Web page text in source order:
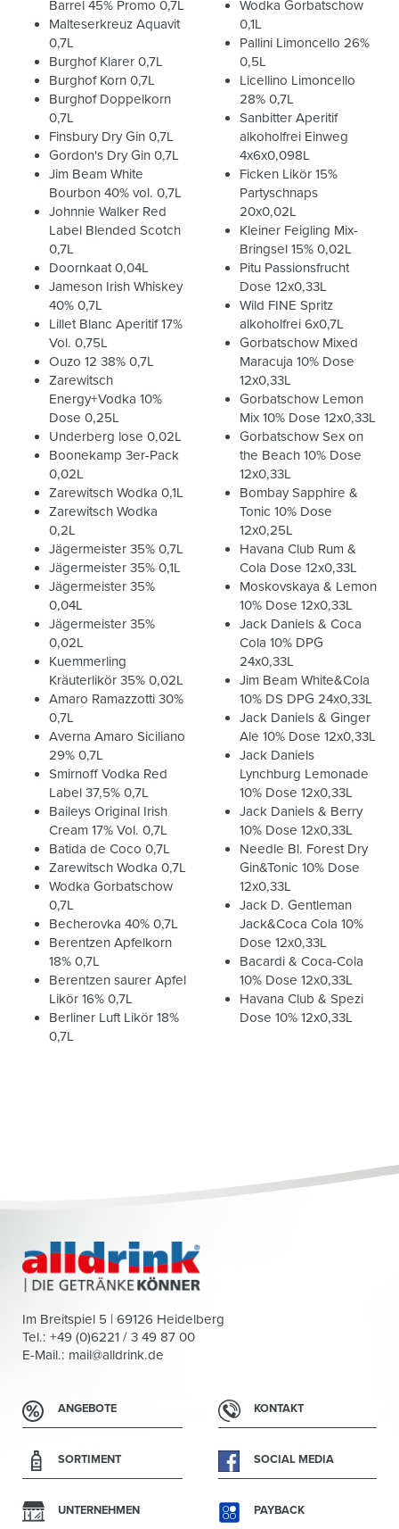
Barrel 45% Promo 0,7L
Malteserkreuz Aquavit
0,7L
Burghof Klarer 0,7L
Burghof Korn 0,7L
Burghof Doppelkorn
0,7L
Finsbury Dry Gin 0,7L
Gordon's Dry Gin 0,7L
Jim Beam White
Bourbon 40% vol. 0,7L
Johnnie Walker Red
Label Blended Scotch
0,7L
Doornkaat 0,04L
Jameson Irish Whiskey
40% 0,7L
Lillet Blanc Aperitif 17%
Vol. 0,75L
Ouzo 12 38% 0,7L
Zarewitsch
Energy+Vodka 10%
Dose 0,25L
Underberg lose 0,02L
Boonekamp 3er-Pack
0,02L
Zarewitsch Wodka 0,1L
Zarewitsch Wodka
0,2L
Jägermeister 35% 0,7L
Jägermeister 35% 0,1L
Jägermeister 35%
0,04L
Jägermeister 35%
0,02L
Kuemmerling
Kräuterlikör 35% 0,02L
Amaro Ramazzotti 30%
0,7L
Averna Amaro Siciliano
29% 0,7L
Smirnoff Vodka Red
Label 37,5% 0,7L
Baileys Original Irish
Cream 17% Vol. 0,7L
Batida de Coco 0,7L
Zarewitsch Wodka 0,7L
Wodka Gorbatschow
0,7L
Becherovka 40% 0,7L
Berentzen Apfelkorn
18% 0,7L
Berentzen saurer Apfel
Likör 16% 0,7L
Berliner Luft Likör 18%
0,7L
Wodka Gorbatschow
0,1L
Pallini Limoncello 26%
0,5L
Licellino Limoncello
28% 0,7L
Sanbitter Aperitif
alkoholfrei Einweg
4x6x0,098L
Ficken Likör 15%
Partyschnaps
20x0,02L
Kleiner Feigling Mix-
Bringsel 15% 0,02L
Pitu Passionsfrucht
Dose 12x0,33L
Wild FINE Spritz
alkoholfrei 6x0,7L
Gorbatschow Mixed
Maracuja 10% Dose
12x0,33L
Gorbatschow Lemon
Mix 10% Dose 12x0,33L
Gorbatschow Sex on
the Beach 10% Dose
12x0,33L
Bombay Sapphire &
Tonic 10% Dose
12x0,25L
Havana Club Rum &
Cola Dose 12x0,33L
Moskovskaya & Lemon
10% Dose 12x0,33L
Jack Daniels & Coca
Cola 10% DPG
24x0,33L
Jim Beam White&Cola
10% DS DPG 24x0,33L
Jack Daniels & Ginger
Ale 10% Dose 12x0,33L
Jack Daniels
Lynchburg Lemonade
10% Dose 12x0,33L
Jack Daniels & Berry
10% Dose 12x0,33L
Needle Bl. Forest Dry
Gin&Tonic 10% Dose
12x0,33L
Jack D. Gentleman
Jack&Coca Cola 10%
Dose 12x0,33L
Bacardi & Coca-Cola
10% Dose 12x0,33L
Havana Club & Spezi
Dose 10% 12x0,33L
Im Breitspiel 5 | 69126 Heidelberg
Tel.: +49 (0)6221 / 3 49 87 00
E-Mail.: mail@alldrink.de
ANGEBOTE
SORTIMENT
UNTERNEHMEN
KONTAKT
SOCIAL MEDIA
PAYBACK